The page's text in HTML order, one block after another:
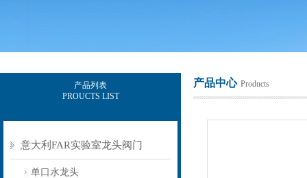
产品列表
PROUCTS LIST
意大利FAR实验室龙头阀门
单口水龙头
产品中心 Products